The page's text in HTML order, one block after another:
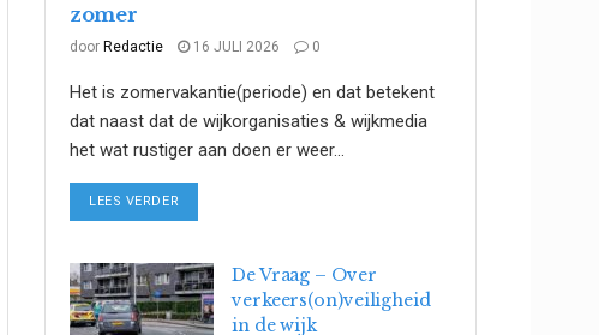
zomer
door Redactie 16 JULI 2026 0
Het is zomervakantie(periode) en dat betekent
dat naast dat de wijkorganisaties & wijkmedia
het wat rustiger aan doen er weer...
LEES VERDER
De Vraag – Over
verkeers(on)veiligheid
in de wijk